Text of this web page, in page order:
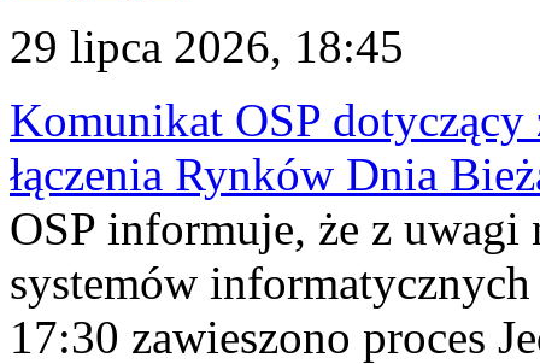
29 lipca 2026, 18:45
Komunikat OSP dotyczący
łączenia Rynków Dnia
OSP informuje, że z uwagi
systemów
17:30 zawieszono proces